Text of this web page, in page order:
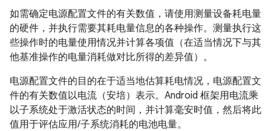
如需确定电源配置文件的有关数值，请使用测量设备耗电量
的硬件，并执行需要其耗电量信息的各种操作。测量执行这
些操作时的电量使用情况并计算各项值（在适当情况下与其
他基准操作的电量消耗做对比所得的差异值）。
电源配置文件的目的在于适当地估算耗电情况，电源配置文
件的有关数值以电流（安培）表示。Android 框架用电流乘
以子系统处于激活状态的时间，并计算毫安时值，然后将此
值用于评估应用/子系统消耗的电池电量。